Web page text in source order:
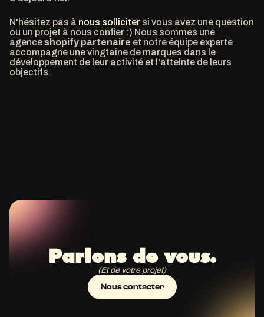
N'hésitez pas à nous solliciter si vous avez une question
ou un projet à nous confier :) Nous sommes une
agenceshopify partenaire et notre équipe experte
accompagne une vingtaine de marques dans le
développement de leur activité et l'atteinte de leurs
objectifs.
Parlons de vous.
(Et de votre projet)
Nous contacter